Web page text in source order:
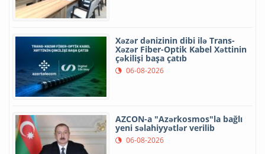
Xəzər dənizinin dibi ilə Trans-
Xəzər Fiber-Optik Kabel Xəttinin
çəkilişi başa çatıb
06-08-2026
AZCON-a "Azərkosmos"la bağlı
yeni səlahiyyətlər verilib
06-08-2026